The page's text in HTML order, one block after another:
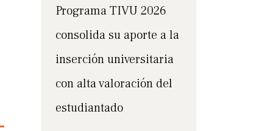
Programa TIVU 2026
consolida su aporte a la
inserción universitaria
con alta valoración del
estudiantado